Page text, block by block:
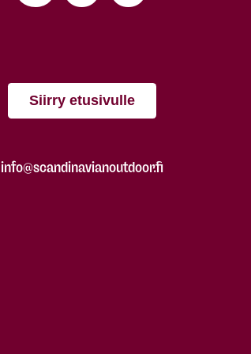
Siirry etusivulle
info@scandinavianoutdoor.fi